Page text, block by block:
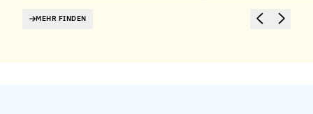
MEHR FINDEN